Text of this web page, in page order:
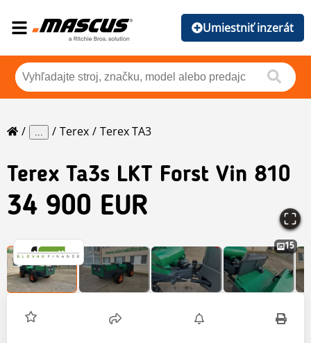
Umiestniť inzerát
... Terex Terex TA3
Terex Ta3s LKT Forst Vin 810
34 900 EUR
15